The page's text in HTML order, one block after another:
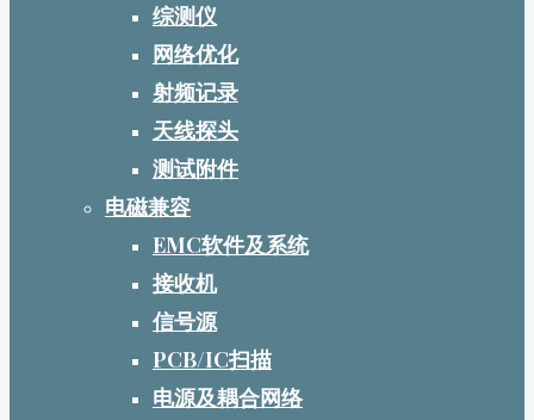
综测仪
网络优化
射频记录
天线探头
测试附件
电磁兼容
EMC软件及系统
接收机
信号源
PCB/IC扫描
电源及耦合网络